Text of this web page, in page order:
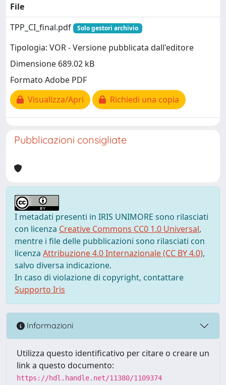
File
TPP_CI_final.pdf
Solo gestori archivio
Tipologia: VOR - Versione pubblicata dall'editore
Dimensione 689.02 kB
Formato Adobe PDF
Visualizza/Apri
Richiedi una copia
Pubblicazioni consigliate
I metadati presenti in IRIS UNIMORE sono rilasciati
con licenza Creative Commons CC0 1.0 Universal,
mentre i file delle pubblicazioni sono rilasciati con
licenza Attribuzione 4.0 Internazionale (CC BY 4.0),
salvo diversa indicazione.
In caso di violazione di copyright, contattare
Supporto Iris
Informazioni
Utilizza questo identificativo per citare o creare un
link a questo documento:
https://hdl.handle.net/11380/1109374